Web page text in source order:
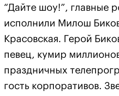
“Дайте шоу!”, главные
исполнили Милош
Красовская. Герой
певец, кумир
праздничных
гость корпоративов.